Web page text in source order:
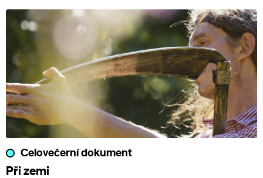
Celovečerní dokument
Při zemi